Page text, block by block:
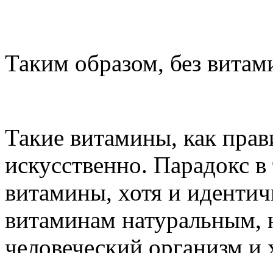
Таким образом, без
Такие витамины, как
искусственно. Парадокс
витамины, хотя и
витаминам натуральным,
человеческий организм и